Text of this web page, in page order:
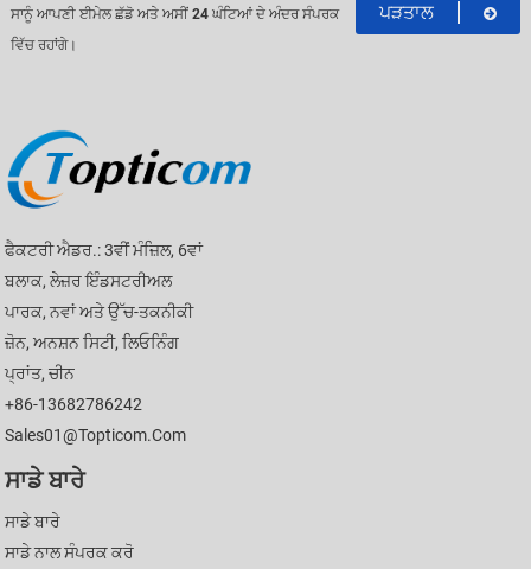
ਸਾਨੂੰ ਆਪਣੀ ਈਮੇਲ ਛੱਡੋ ਅਤੇ ਅਸੀਂ 24 ਘੰਟਿਆਂ ਦੇ ਅੰਦਰ ਸੰਪਰਕ
ਵਿੱਚ ਰਹਾਂਗੇ।
ਪੜਤਾਲ
ਫੈਕਟਰੀ ਐਡਰ.: 3ਵੀਂ ਮੰਜ਼ਿਲ, 6ਵਾਂ
ਬਲਾਕ, ਲੇਜ਼ਰ ਇੰਡਸਟਰੀਅਲ
ਪਾਰਕ, ​​ਨਵਾਂ ਅਤੇ ਉੱਚ-ਤਕਨੀਕੀ
ਜ਼ੋਨ, ਅਨਸ਼ਨ ਸਿਟੀ, ਲਿਓਨਿੰਗ
ਪ੍ਰਾਂਤ, ਚੀਨ
+86-13682786242
Sales01@topticom.com
ਸਾਡੇ ਬਾਰੇ
ਸਾਡੇ ਬਾਰੇ
ਸਾਡੇ ਨਾਲ ਸੰਪਰਕ ਕਰੋ